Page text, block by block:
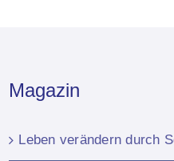
Magazin
Leben verändern durch